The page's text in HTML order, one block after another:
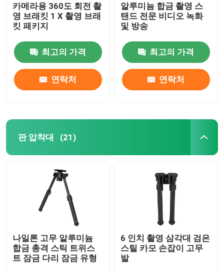
카메라용 360도 회전 촬
영 브래킷 1 X 촬영 브래
킷 패키지
최고의 가격
연락처
알루미늄 합금 촬영 스
탠드 전문 비디오 녹화
및 방송
최고의 가격
연락처
판 압착대 (21)
나일론 고무 알루미늄
합금 총격 스틱 트위스
트 잠금 다리 잠금 유형
6 인치 촬영 삼각대 검은
스틸 카모 손잡이 고무
발